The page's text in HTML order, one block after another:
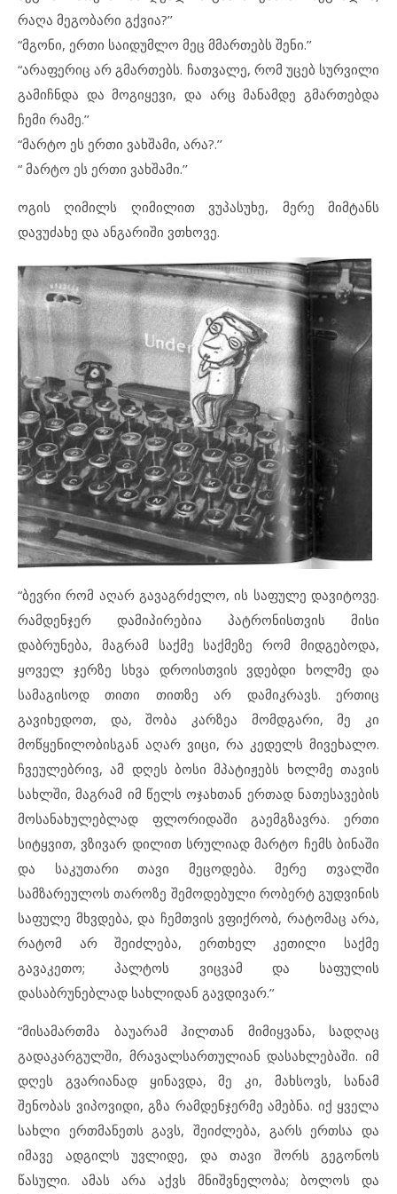
რაღა მეგობარი გქვია?’’
“მგონი, ერთი საიდუმლო მეც მმართებს შენი.’’
“არაფერიც არ გმართებს. ჩათვალე, რომ უცებ სურვილი
გამიჩნდა და მოგიყევი, და არც მანამდე გმართებდა
ჩემი რამე.’’
“მარტო ეს ერთი ვახშამი, არა?.’’
“ მარტო ეს ერთი ვახშამი.’’
ოგის ღიმილს ღიმილით ვუპასუხე, მერე მიმტანს
დავუძახე და ანგარიში ვთხოვე.
“ბევრი რომ აღარ გავაგრძელო, ის საფულე დავიტოვე.
რამდენჯერ დამიპირებია პატრონისთვის მისი
დაბრუნება, მაგრამ საქმე საქმეზე რომ მიდგებოდა,
ყოველ ჯერზე სხვა დროისთვის ვდებდი ხოლმე და
სამაგისოდ თითი თითზე არ დამიკრავს. ერთიც
გავიხედოთ, და, შობა კარზეა მომდგარი, მე კი
მოწყენილობისგან აღარ ვიცი, რა კედელს მივეხალო.
ჩვეულებრივ, ამ დღეს ბოსი მპატიჟებს ხოლმე თავის
სახლში, მაგრამ იმ წელს ოჯახთან ერთად ნათესავების
მოსანახულებლად ფლორიდაში გაემგზავრა. ერთი
სიტყვით, ვზივარ დილით სრულიად მარტო ჩემს ბინაში
და საკუთარი თავი მეცოდება. მერე თვალში
სამზარეულოს თაროზე შემოდებული რობერტ გუდვინის
საფულე მხვდება, და ჩემთვის ვფიქრობ, რატომაც არა,
რატომ არ შეიძლება, ერთხელ კეთილი საქმე
გავაკეთო; პალტოს ვიცვამ და საფულის
დასაბრუნებლად სახლიდან გავდივარ.’’
“მისამართმა ბაუარამ ჰილთან მიმიყვანა, სადღაც
გადაკარგულში, მრავალსართულიან დასახლებაში. იმ
დღეს გვარიანად ყინავდა, მე კი, მახსოვს, სანამ
შენობას ვიპოვიდი, გზა რამდენჯერმე ამებნა. იქ ყველა
სახლი ერთმანეთს გავს, შეიძლება, გარს ერთსა და
იმავე ადგილს უვლიდე, და თავი შორს გეგონოს
წასული. ამას არა აქვს მნიშვნელობა; ბოლოს და